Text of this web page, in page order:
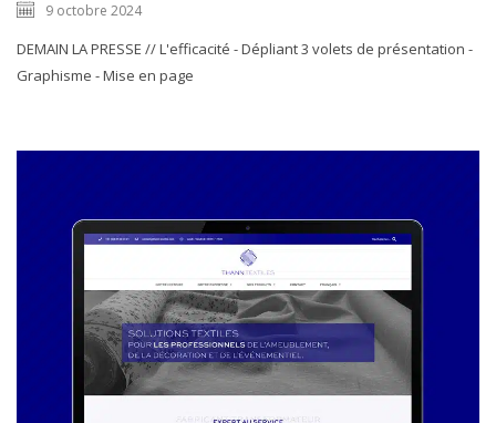
9 octobre 2024
DEMAIN LA PRESSE // L'efficacité - Dépliant 3 volets de présentation -
Graphisme - Mise en page